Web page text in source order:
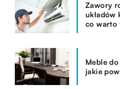
Zawory
co warto
Meble
jakie